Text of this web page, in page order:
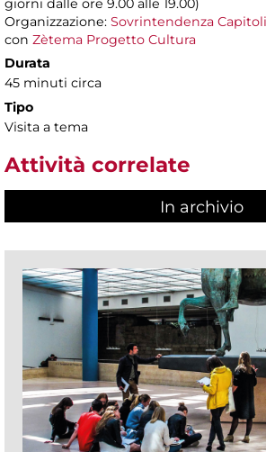
giorni dalle ore 9.00 alle 19.00)
Organizzazione: Sovrintendenza
con Zètema Progetto Cultura
Durata
45 minuti circa
Tipo
Visita a tema
Attività correlate
In archivio